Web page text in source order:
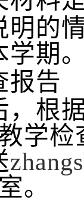
明的
学期
报告
，根
学检
。